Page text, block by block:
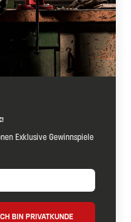
Exklusive Gewinnspiele
BIN PRIVATKUNDE